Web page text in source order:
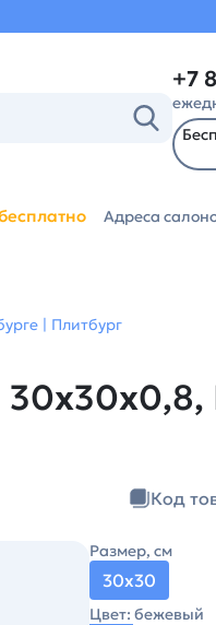
+7
Адреса
| Плитбург
30x30x0,8,
Код
Размер, см
30х30
Цвет: бежевый